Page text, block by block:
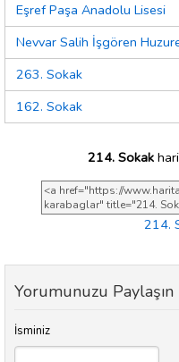
Eşref Paşa Anadolu Lisesi
Nevvar Salih İşgören
263. Sokak
162. Sokak
214. Sokak
214.
Yorumunuzu Paylaşın
İsminiz